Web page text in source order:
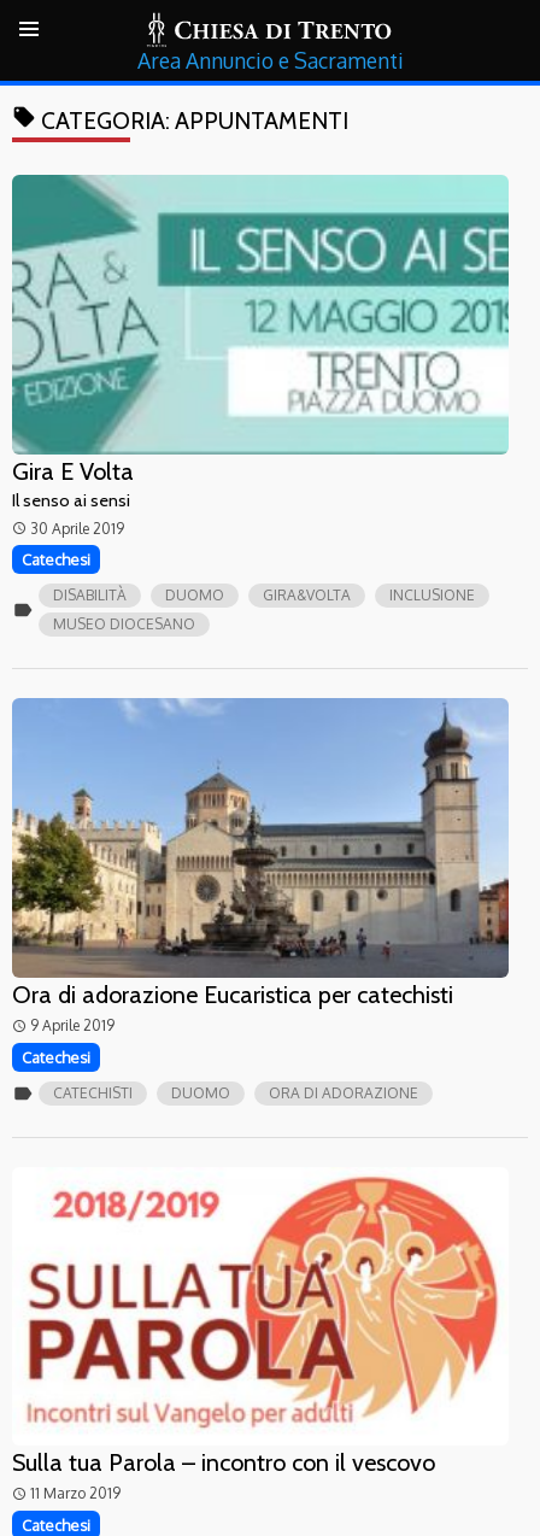
Annuncio e Sacramenti
local_offer CATEGORIA: APPUNTAMENTI
Gira E Volta
Il senso ai sensi
access_time 30 Aprile 2019
Catechesi
label
DISABILITÀ DUOMO GIRA&VOLTA
INCLUSIONE
MUSEO DIOCESANO
Ora di adorazione Eucaristica per catechisti
access_time 9 Aprile 2019
Catechesi
label CATECHISTI DUOMO ORA DI ADORAZIONE
Sulla tua Parola – incontro con il vescovo
access_time 11 Marzo 2019
Catechesi